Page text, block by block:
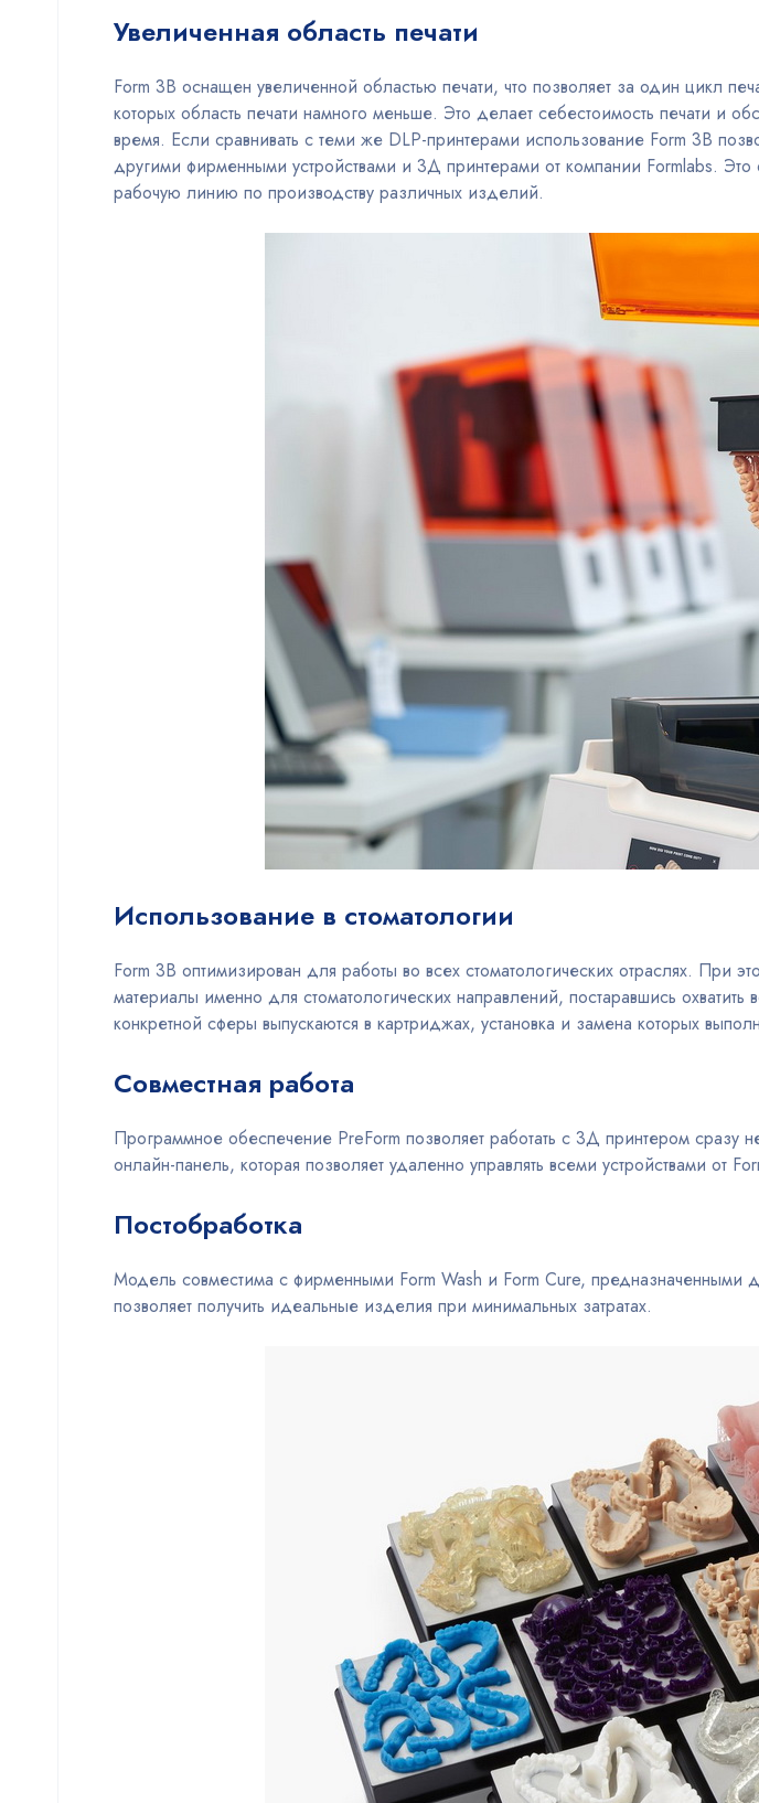
Увеличенная область печати
Form 3B оснащен увеличенной областью печати, что позволяет за один цикл
которых область печати намного меньше. Это делает себестоимость печати и
время. Если сравнивать с теми же DLP-принтерами использование Form 3B
другими фирменными устройствами и 3Д принтерами от компании Formlabs.
рабочую линию по производству различных изделий.
Использование в стоматологии
Form 3B оптимизирован для работы во всех стоматологических отраслях. При
материалы именно для стоматологических направлений, постаравшись
конкретной сферы выпускаются в картриджах, установка и замена которых
Совместная работа
Программное обеспечение PreForm позволяет работать с 3Д принтером сразу
онлайн-панель, которая позволяет удаленно управлять всеми устройствами от
Постобработка
Модель совместима с фирменными Form Wash и Form Cure, предназначенными
позволяет получить идеальные изделия при минимальных затратах.